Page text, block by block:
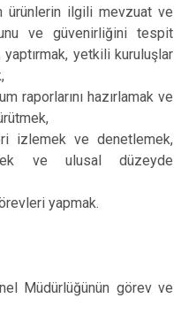
ürünlerin ilgili mevzuat ve
ve güvenirliğini tespit
yetkili kuruluşlar
raporlarını hazırlamak ve
izlemek ve denetlemek,
ve ulusal düzeyde
yapmak.
Müdürlüğünün görev ve